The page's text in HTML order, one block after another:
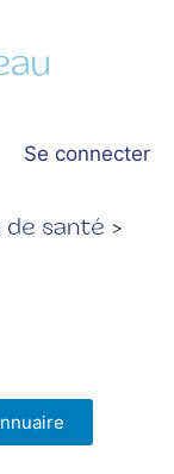
Se connecter
de santé